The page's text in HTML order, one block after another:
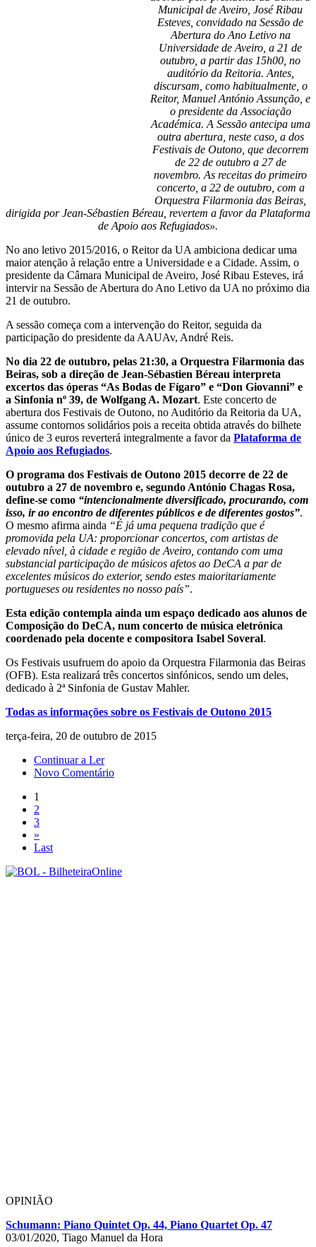
Municipal de Aveiro, José Ribau
Esteves, convidado na Sessão de
Abertura do Ano Letivo na
Universidade de Aveiro, a 21 de
outubro, a partir das 15h00, no
auditório da Reitoria. Antes,
discursam, como habitualmente, o
Reitor, Manuel António Assunção, e
o presidente da Associação
Académica. A Sessão antecipa uma
outra abertura, neste caso, a dos
Festivais de Outono, que decorrem
de 22 de outubro a 27 de
novembro. As receitas do primeiro
concerto, a 22 de outubro, com a
Orquestra Filarmonia das Beiras,
dirigida por Jean-Sébastien Béreau, revertem a favor da Plataforma
de Apoio aos Refugiados».
No ano letivo 2015/2016, o Reitor da UA ambiciona dedicar uma
maior atenção à relação entre a Universidade e a Cidade. Assim, o
presidente da Câmara Municipal de Aveiro, José Ribau Esteves, irá
intervir na Sessão de Abertura do Ano Letivo da UA no próximo dia
21 de outubro.
A sessão começa com a intervenção do Reitor, seguida da
participação do presidente da AAUAv, André Reis.
No dia 22 de outubro, pelas 21:30, a Orquestra Filarmonia das
Beiras, sob a direção de Jean-Sébastien Béreau interpreta
excertos das óperas “As Bodas de Fígaro” e “Don Giovanni” e
a Sinfonia nº 39, de Wolfgang A. Mozart. Este concerto de
abertura dos Festivais de Outono, no Auditório da Reitoria da UA,
assume contornos solidários pois a receita obtida através do bilhete
único de 3 euros reverterá integralmente a favor da Plataforma de
Apoio aos Refugiados.
O programa dos Festivais de Outono 2015 decorre de 22 de
outubro a 27 de novembro e, segundo António Chagas Rosa,
define-se como “intencionalmente diversificado, procurando, com
isso, ir ao encontro de diferentes públicos e de diferentes gostos”.
O mesmo afirma ainda “É já uma pequena tradição que é
promovida pela UA: proporcionar concertos, com artistas de
elevado nível, à cidade e região de Aveiro, contando com uma
substancial participação de músicos afetos ao DeCA a par de
excelentes músicos do exterior, sendo estes maioritariamente
portugueses ou residentes no nosso país”.
Esta edição contempla ainda um espaço dedicado aos alunos de
Composição do DeCA, num concerto de música eletrónica
coordenado pela docente e compositora Isabel Soveral.
Os Festivais usufruem do apoio da Orquestra Filarmonia das Beiras
(OFB). Esta realizará três concertos sinfónicos, sendo um deles,
dedicado à 2ª Sinfonia de Gustav Mahler.
Todas as informações sobre os Festivais de Outono 2015
terça-feira, 20 de outubro de 2015
Continuar a Ler
Novo Comentário
1
2
3
»
Last
OPINIÃO
Schumann: Piano Quintet Op. 44, Piano Quartet Op. 47
03/01/2020, Tiago Manuel da Hora